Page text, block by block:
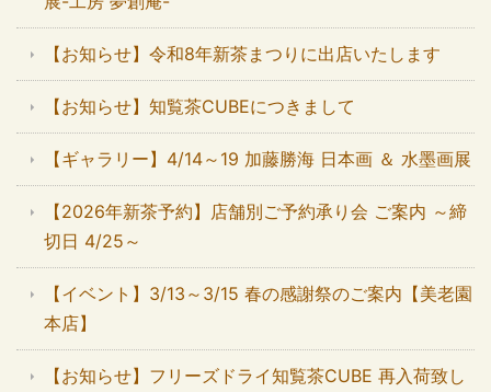
【お知らせ】令和8年新茶まつりに出店いたします
【お知らせ】知覧茶CUBEにつきまして
【ギャラリー】4/14～19 加藤勝海 日本画 ＆ 水墨画展
【2026年新茶予約】店舗別ご予約承り会 ご案内 ～締
切日 4/25～
【イベント】3/13～3/15 春の感謝祭のご案内【美老園
本店】
【お知らせ】フリーズドライ知覧茶CUBE 再入荷致し